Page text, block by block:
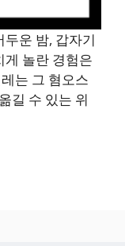
운 밤, 갑자기
놀란 경험은
는 그 혐오스
길 수 있는 위